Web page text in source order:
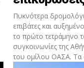
Πυκνότερα
επιβάτες και
το πρώτο τετράμηνο
συγκοινωνίες της
του ομίλου ΟΑΣΑ. Τα